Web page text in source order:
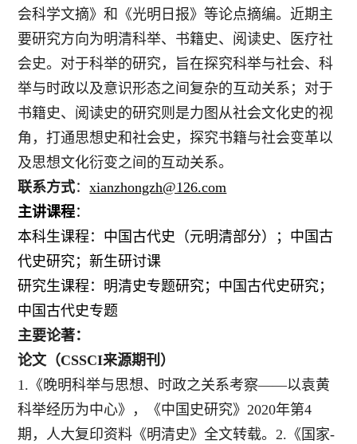
会科学文摘》和《光明日报》等论点摘编。近期主
要研究方向为明清科举、书籍史、阅读史、医疗社
会史。对于科举的研究，旨在探究科举与社会、科
举与时政以及意识形态之间复杂的互动关系；对于
书籍史、阅读史的研究则是力图从社会文化史的视
角，打通思想史和社会史，探究书籍与社会变革以
及思想文化衍变之间的互动关系。
联系方式：xianzhongzh@126.com
主讲课程：
本科生课程：中国古代史（元明清部分）；中国古
代史研究；新生研讨课
研究生课程：明清史专题研究；中国古代史研究；
中国古代史专题
主要论著：
论文（CSSCI来源期刊）
1.《晚明科举与思想、时政之关系考察——以袁黄
科举经历为中心》，《中国史研究》2020年第4
期，人大复印资料《明清史》全文转载。2.《国家-